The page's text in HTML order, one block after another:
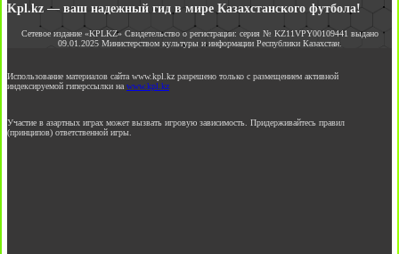
Kpl.kz — ваш надежный гид в мире Казахстанского футбола!
Сетевое издание «KPLKZ» Свидетельство о регистрации: серия № KZ11VPY00109441 выдано
09.01.2025 Министерством культуры и информации Республики Казахстан.
Использование материалов сайта www.kpl.kz разрешено только с размещением активной
индексируемой гиперссылки на www.kpl.kz
Участие в азартных играх может вызвать игровую зависимость. Придерживайтесь правил
(принципов) ответственной игры.